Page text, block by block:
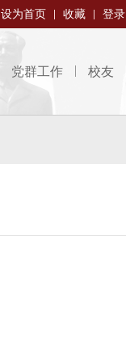
设为首页 收藏 登录
党群工作 校友